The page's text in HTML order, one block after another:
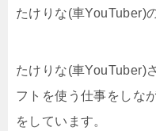
たけりな(車YouTuber)
たけりな(車YouTuber)
フトを使う仕事をしな
をしています。